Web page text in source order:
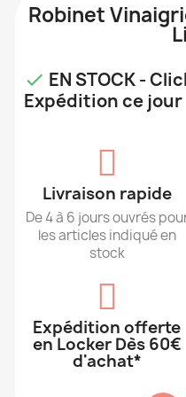
Robinet
 EN STOCK -
Expédition ce jour
Livraison rapide
De 4 à 6 jours ouvrés
les articles indiqué en
stock
Expédition offerte
en Locker Dès 60€
d'achat*